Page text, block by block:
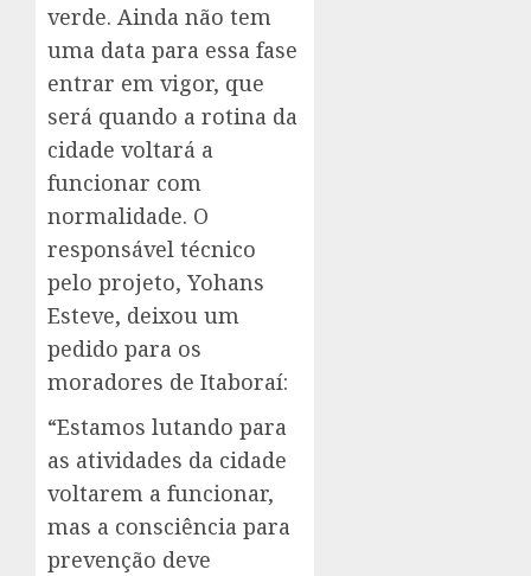
verde. Ainda não tem
uma data para essa fase
entrar em vigor, que
será quando a rotina da
cidade voltará a
funcionar com
normalidade. O
responsável técnico
pelo projeto, Yohans
Esteve, deixou um
pedido para os
moradores de Itaboraí:
“Estamos lutando para
as atividades da cidade
voltarem a funcionar,
mas a consciência para
prevenção deve